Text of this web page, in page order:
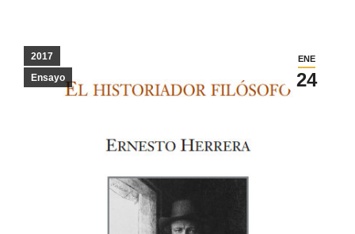
ENE
24
2017
Ensayo